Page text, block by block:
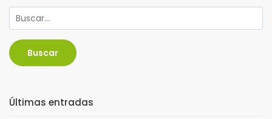
Buscar
Últimas entradas